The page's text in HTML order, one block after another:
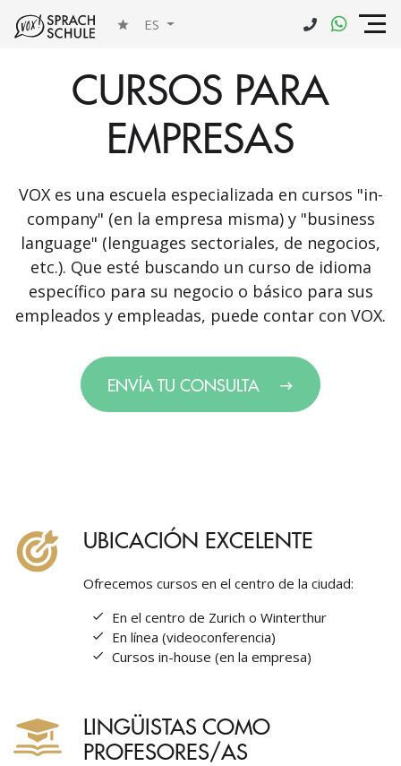
ES
CURSOS PARA
EMPRESAS
VOX es una escuela especializada en cursos "in-
company" (en la empresa misma) y "business
language" (lenguages sectoriales, de negocios,
etc.). Que esté buscando un curso de idioma
específico para su negocio o básico para sus
empleados y empleadas, puede contar con VOX.
ENVÍA TU CONSULTA
UBICACIÓN EXCELENTE
Ofrecemos cursos en el centro de la ciudad:
En el centro de Zurich o Winterthur
En línea (videoconferencia)
Cursos in-house (en la empresa)
LINGÜISTAS COMO
PROFESORES/AS